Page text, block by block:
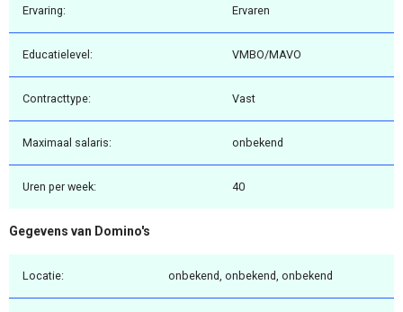
Ervaring: Ervaren
Educatielevel: VMBO/MAVO
Contracttype: Vast
Maximaal salaris: onbekend
Uren per week: 40
Gegevens van Domino's
Locatie: onbekend, onbekend, onbekend